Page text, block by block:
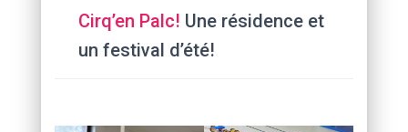
Cirq’en Palc! Une résidence et
un festival d’été!